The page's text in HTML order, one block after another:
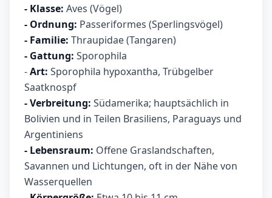
- Klasse: Aves (Vögel)
- Ordnung: Passeriformes (Sperlingsvögel)
- Familie: Thraupidae (Tangaren)
- Gattung: Sporophila
-Art: Sporophila hypoxantha, Trübgelber
Saatknospf
- Verbreitung: Südamerika; hauptsächlich in
Bolivien und in Teilen Brasiliens, Paraguays und
Argentiniens
- Lebensraum: Offene Graslandschaften,
Savannen und Lichtungen, oft in der Nähe von
Wasserquellen